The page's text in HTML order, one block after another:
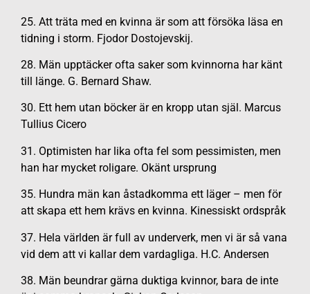
25. Att träta med en kvinna är som att försöka läsa en
tidning i storm. Fjodor Dostojevskij.
28. Män upptäcker ofta saker som kvinnorna har känt
till länge. G. Bernard Shaw.
30. Ett hem utan böcker är en kropp utan själ. Marcus
Tullius Cicero
31. Optimisten har lika ofta fel som pessimisten, men
han har mycket roligare. Okänt ursprung
35. Hundra män kan åstadkomma ett läger – men för
att skapa ett hem krävs en kvinna. Kinessiskt ordspråk
37. Hela världen är full av underverk, men vi är så vana
vid dem att vi kallar dem vardagliga. H.C. Andersen
38. Män beundrar gärna duktiga kvinnor, bara de inte